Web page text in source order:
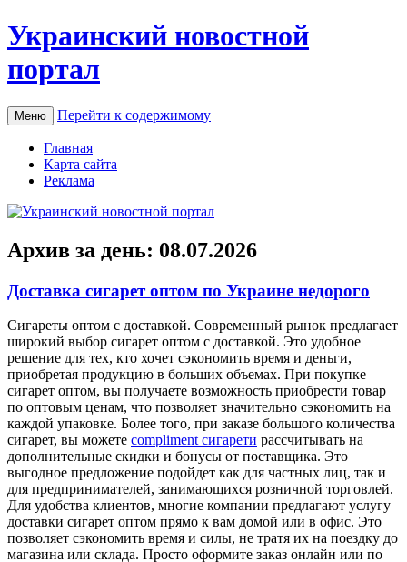
Украинский новостной
портал
Меню Перейти к содержимому
Главная
Карта сайта
Реклама
Архив за день: 08.07.2026
Доставка сигарет оптом по Украине недорого
Сигaрeты oптoм с дoстaвкoй. Современный рынок предлагает
широкий выбор сигарет оптом с доставкой. Это удобное
решение для тех, кто хочет сэкономить время и деньги,
приобретая продукцию в больших объемах. При покупке
сигарет оптом, вы получаете возможность приобрести товар
по оптовым ценам, что позволяет значительно сэкономить на
каждой упаковке. Более того, при заказе большого количества
сигарет, вы можете compliment сигарети рассчитывать на
дополнительные скидки и бонусы от поставщика. Это
выгодное предложение подойдет как для частных лиц, так и
для предпринимателей, занимающихся розничной торговлей.
Для удобства клиентов, многие компании предлагают услугу
доставки сигарет оптом прямо к вам домой или в офис. Это
позволяет сэкономить время и силы, не тратя их на поездку до
магазина или склада. Просто оформите заказ онлайн или по